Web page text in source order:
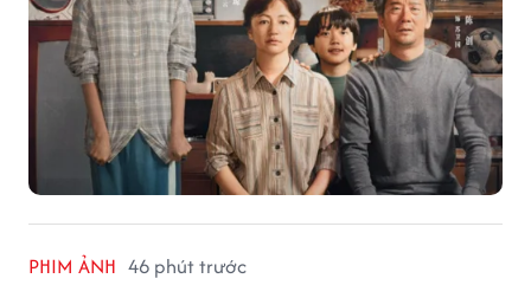
PHIM ẢNH 46 phút trước